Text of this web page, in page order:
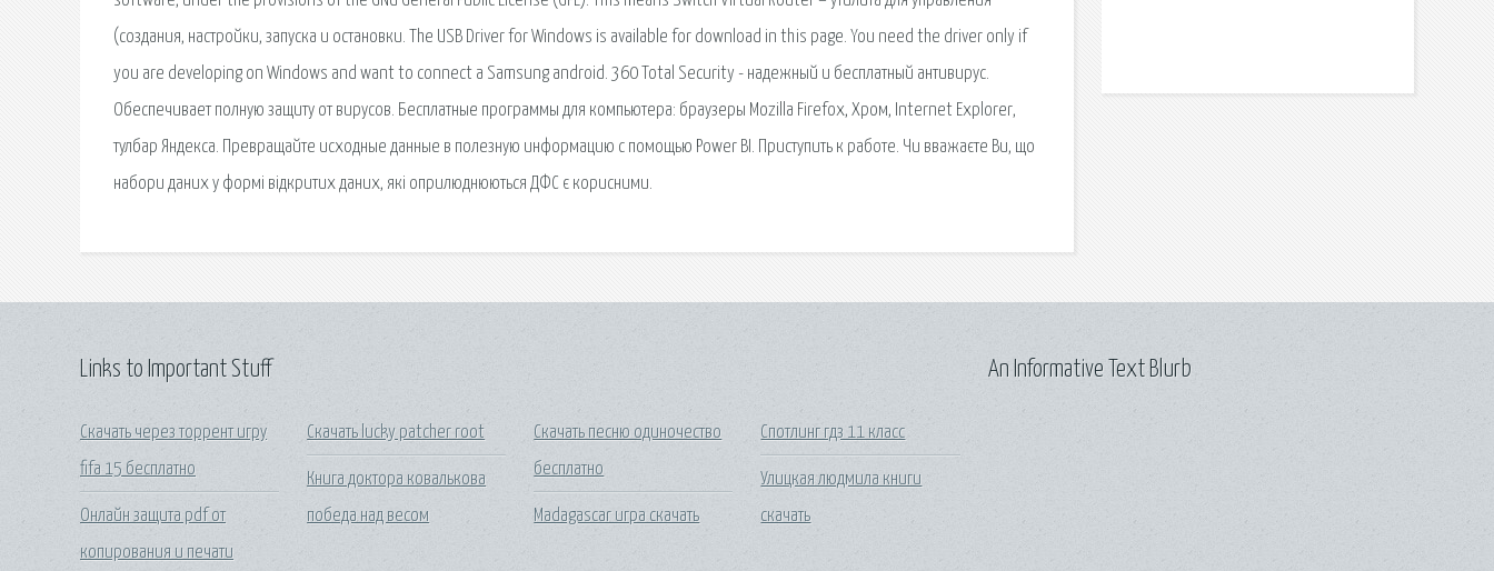
(создания, настройки, запуска и остановки. The USB Driver for Windows is available for download in this page. You need the driver only if
you are developing on Windows and want to connect a Samsung android. 360 Total Security - надежный и бесплатный антивирус.
Обеспечивает полную защиту от вирусов. Бесплатные программы для компьютера: браузеры Mozilla Firefox, Хром, Internet Explorer,
тулбар Яндекса. Превращайте исходные данные в полезную информацию с помощью Power BI. Приступить к работе. Чи вважаєте Ви, що
набори даних у формі відкритих даних, які оприлюднюються ДФС є корисними.
Links to Important Stuff
Скачать через торрент игру
fifa 15 бесплатно
Онлайн защита pdf от
копирования и печати
Скачать lucky patcher root
Книга доктора ковалькова
победа над весом
Скачать песню одиночество
бесплатно
Madagascar игра скачать
Спотлинг гдз 11 класс
Улицкая людмила книги
скачать
An Informative Text Blurb